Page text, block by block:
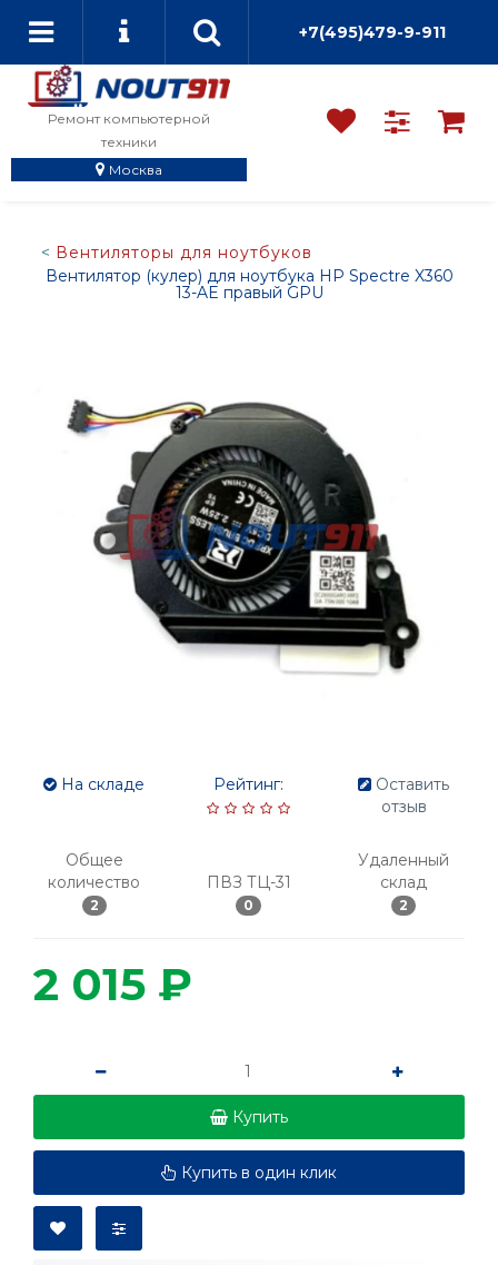
+7(495)479-9-911
Ремонт компьютерной
техники
Москва
Вентиляторы для ноутбуков
Вентилятор (кулер) для ноутбука HP Spectre X360
13-AE правый GPU
На складе
Общее
количество
2
Рейтинг:
ПВЗ ТЦ-31
0
Оставить
отзыв
Удаленный
склад
2
2 015 ₽
Купить
Купить в один клик